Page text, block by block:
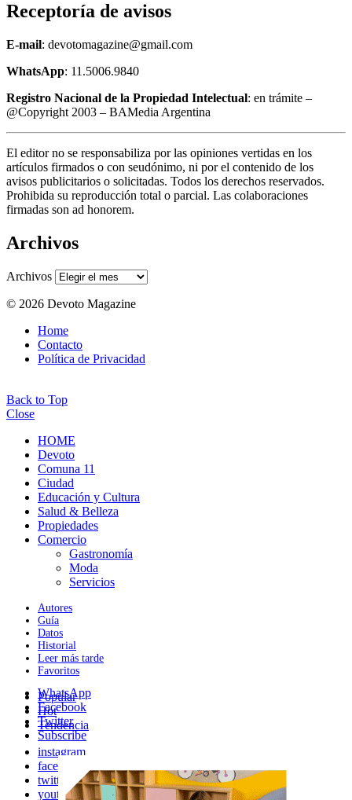
Receptoría de avisos
E-mail: devotomagazine@gmail.com
WhatsApp: 11.5006.9840
Registro Nacional de la Propiedad Intelectual: en trámite –
@Copyright 2003 – BAMedia Argentina
El editor no se responsabiliza por las opiniones vertidas en los
artículos firmados o con seudónimo, ni por el contenido de los
avisos publicitarios o solicitadas. Todos los derechos reservados.
Prohibida su reproducción total o parcial. Las colaboraciones
firmadas son ad honorem.
Archivos
Archivos
© 2026 Devoto Magazine
Home
Contacto
Política de Privacidad
Back to Top
Close
HOME
Devoto
Comuna 11
Ciudad
Educación y Cultura
Salud & Belleza
Propiedades
Comercio
Gastronomía
Moda
Servicios
Autores
Guía
Datos
Historial
Leer más tarde
Favoritos
Popular
Hot
Tendencia
instagram
facebook
twitter
youtube
WhatsApp
Facebook
Twitter
Subscribe